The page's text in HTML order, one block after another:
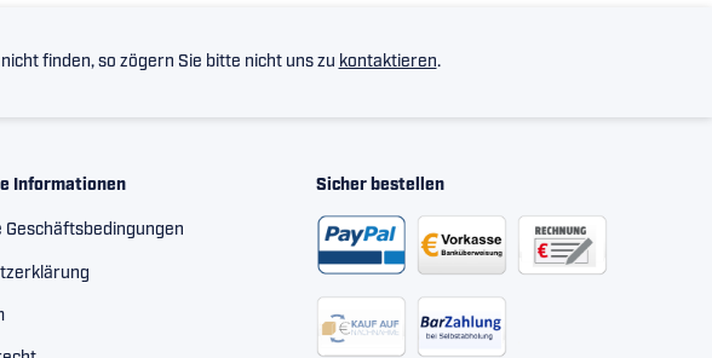
finden, so zögern Sie bitte nicht uns zu kontaktieren.
Informationen
Geschäftsbedingungen
Sicher bestellen